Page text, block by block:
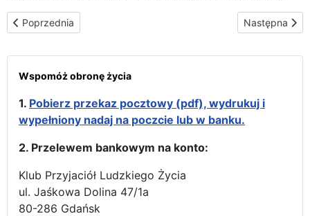
Poprzednia strona: O świcie u sióstr karmelitanek
Poprzednia Następna
Następna
Wspomóż obronę życia
1. Pobierz przekaz pocztowy (pdf), wydrukuj i
wypełniony nadaj na poczcie lub w banku.
2. Przelewem bankowym na konto:
Klub Przyjaciół Ludzkiego Życia
ul. Jaśkowa Dolina 47/1a
80-286 Gdańsk